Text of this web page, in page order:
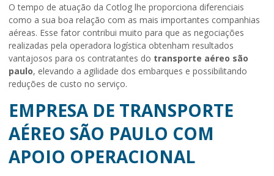
O tempo de atuação da Cotlog lhe proporciona diferenciais
como a sua boa relação com as mais importantes companhias
aéreas. Esse fator contribui muito para que as negociações
realizadas pela operadora logística obtenham resultados
vantajosos para os contratantes do transporte aéreo são
paulo, elevando a agilidade dos embarques e possibilitando
reduções de custo no serviço.
EMPRESA DE TRANSPORTE
AÉREO SÃO PAULO COM
APOIO OPERACIONAL